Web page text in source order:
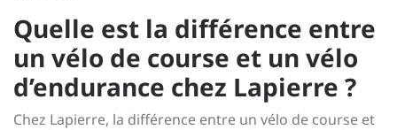
Quelle est la différence entre
un vélo de course et un vélo
d’endurance chez Lapierre ?
Chez Lapierre, la différence entre un vélo de course et